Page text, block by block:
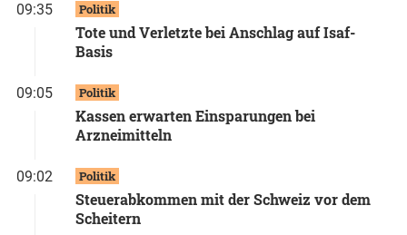
09:35 Politik
Tote und Verletzte bei Anschlag auf Isaf-
Basis
09:05 Politik
Kassen erwarten Einsparungen bei
Arzneimitteln
09:02 Politik
Steuerabkommen mit der Schweiz vor dem
Scheitern